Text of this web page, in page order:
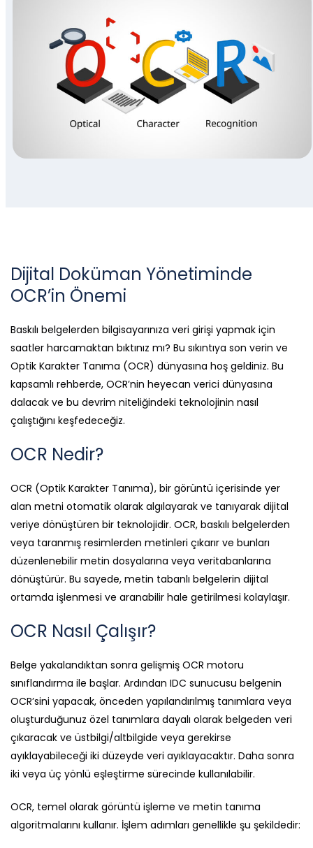
Dijital Doküman Yönetiminde
OCR’in Önemi
Baskılı belgelerden bilgisayarınıza veri girişi yapmak için
saatler harcamaktan bıktınız mı? Bu sıkıntıya son verin ve
Optik Karakter Tanıma (OCR) dünyasına hoş geldiniz. Bu
kapsamlı rehberde, OCR’nin heyecan verici dünyasına
dalacak ve bu devrim niteliğindeki teknolojinin nasıl
çalıştığını keşfedeceğiz.
OCR Nedir?
OCR (Optik Karakter Tanıma), bir görüntü içerisinde yer
alan metni otomatik olarak algılayarak ve tanıyarak dijital
veriye dönüştüren bir teknolojidir. OCR, baskılı belgelerden
veya taranmış resimlerden metinleri çıkarır ve bunları
düzenlenebilir metin dosyalarına veya veritabanlarına
dönüştürür. Bu sayede, metin tabanlı belgelerin dijital
ortamda işlenmesi ve aranabilir hale getirilmesi kolaylaşır.
OCR Nasıl Çalışır?
Belge yakalandıktan sonra gelişmiş OCR motoru
sınıflandırma ile başlar. Ardından IDC sunucusu belgenin
OCR’sini yapacak, önceden yapılandırılmış tanımlara veya
oluşturduğunuz özel tanımlara dayalı olarak belgeden veri
çıkaracak ve üstbilgi/altbilgide veya gerekirse
ayıklayabileceği iki düzeyde veri ayıklayacaktır. Daha sonra
iki veya üç yönlü eşleştirme sürecinde kullanılabilir.
OCR, temel olarak görüntü işleme ve metin tanıma
algoritmalarını kullanır. İşlem adımları genellikle şu şekildedir: